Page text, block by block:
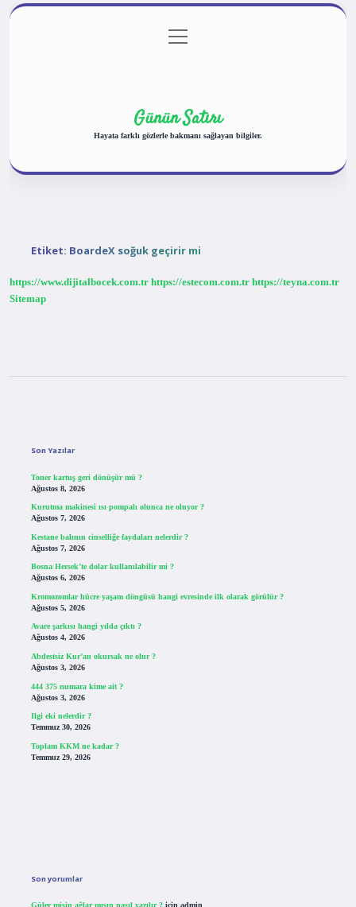
Gizlilik Politikası
menüyü
aç
Günün Satırı
Hayata farklı gözlerle bakmanı sağlayan bilgiler.
Etiket: BoardeX soğuk geçirir mi
https://www.dijitalbocek.com.tr https://estecom.com.tr https://teyna.com.tr
Sitemap
Son Yazılar
Toner kartuş geri dönüşür mü ?
Ağustos 8, 2026
Kurutma makinesi ısı pompalı olunca ne oluyor ?
Ağustos 7, 2026
Kestane balının cinselliğe faydaları nelerdir ?
Ağustos 7, 2026
Bosna Hersek’te dolar kullanılabilir mi ?
Ağustos 6, 2026
Kromozomlar hücre yaşam döngüsü hangi evresinde ilk olarak görülür ?
Ağustos 5, 2026
Avare şarkısı hangi yılda çıktı ?
Ağustos 4, 2026
Abdestsiz Kur’an okursak ne olur ?
Ağustos 3, 2026
444 375 numara kime ait ?
Ağustos 3, 2026
Ilgi eki nelerdir ?
Temmuz 30, 2026
Toplam KKM ne kadar ?
Temmuz 29, 2026
Son yorumlar
Güler misin ağlar mısın nasıl yazılır ?için admin